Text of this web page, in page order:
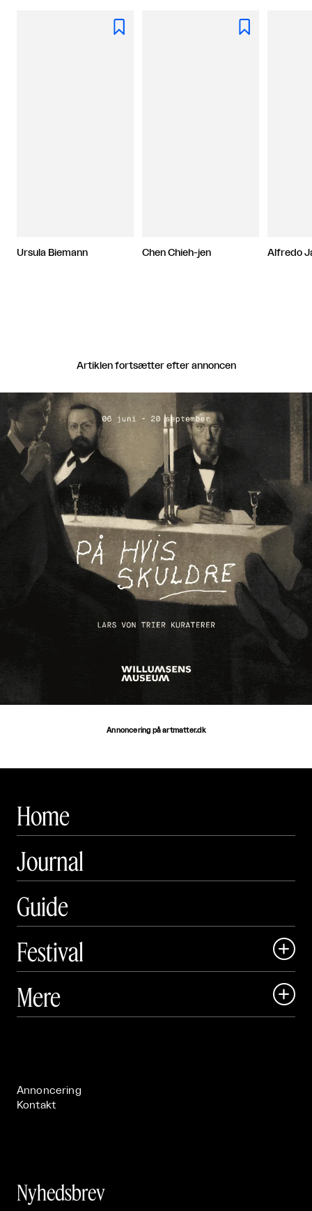

Ursula Biemann

Chen Chieh-jen Alfredo
Artiklen fortsætter efter annoncen
Annoncering på artmatter.dk
Home
Journal
Guide
Festival

 Art Matter Festival
Mere 
Annoncering
Kontakt
Nyhedsbrev